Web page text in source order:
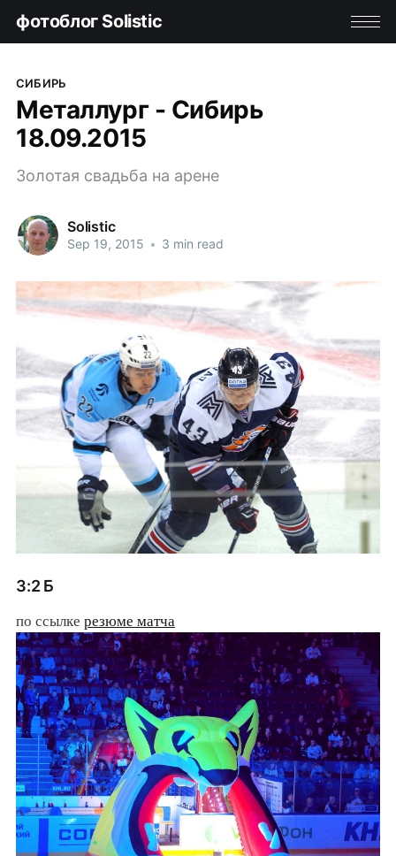
фотоблог Solistic
СИБИРЬ
Металлург - Сибирь
18.09.2015
Золотая свадьба на арене
Solistic
Sep 19, 2015 • 3 min read
3:2 Б
по ссылке резюме матча